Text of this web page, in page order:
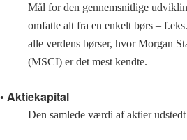
Mål for den gennemsnitlige
omfatte alt fra en enkelt børs –
alle verdens børser, hvor Morgan
(MSCI) er det mest kendte.
• Aktiekapital
Den samlede værdi af aktier udstedt